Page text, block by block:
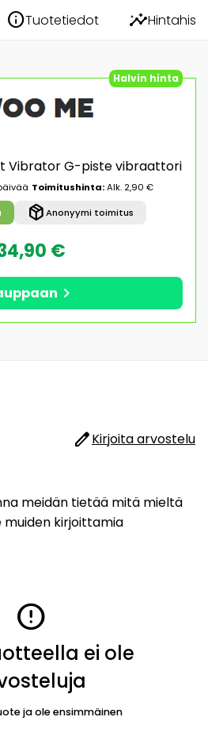
infoTuotetiedot insights
Halvin hinta
Vibrator G-piste vibraattori
Toimitushinta:Alk. 2,90 €
package_2Anonyymi toimitus
€
chevron_right
editKirjoita arvostelu
meidän tietää mitä mieltä
kirjoittamia
error
ei ole
ja ole ensimmäinen